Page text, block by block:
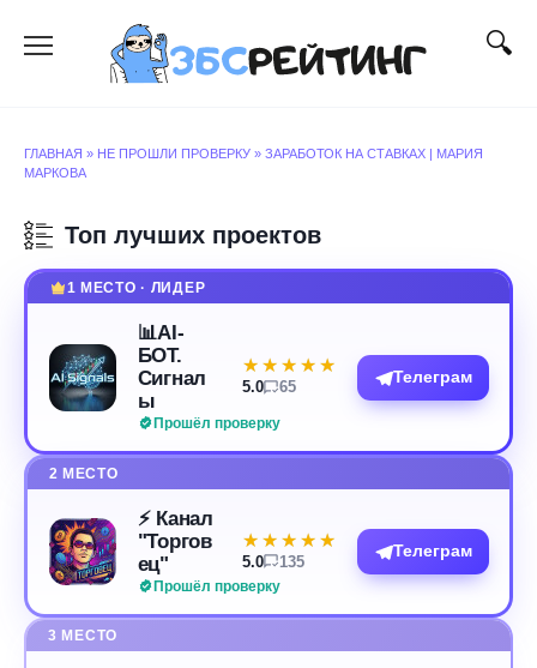
содержанию
ГЛАВНАЯ » НЕ ПРОШЛИ ПРОВЕРКУ » ЗАРАБОТОК НА СТАВКАХ | МАРИЯ
МАРКОВА
Топ лучших проектов
1 МЕСТО · ЛИДЕР
📊AI-
БОТ.
Сигнал
ы
Прошёл проверку
★★★★★
★★★★★
5.0 65
Телеграм
2 МЕСТО
⚡️ Канал
"Торгов
ец"
Прошёл проверку
★★★★★
★★★★★
5.0 135
Телеграм
3 МЕСТО